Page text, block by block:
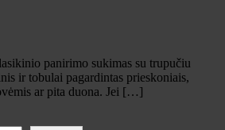
panirimo sukimas su trupučiu
ir tobulai pagardintas prieskoniais,
ar pita duona. Jei […]